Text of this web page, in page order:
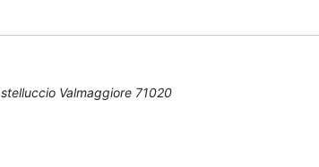
Valmaggiore 71020